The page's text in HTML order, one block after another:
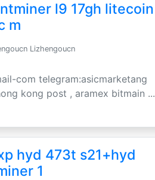
l9 17gh litecoin
m
Lizhengoucn
com telegram:asicmarketang
kong post , aramex bitmain ...
hyd 473t s21+hyd
1